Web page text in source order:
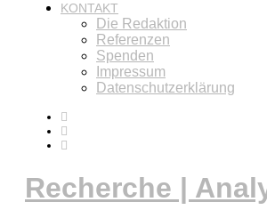
KONTAKT
Die Redaktion
Referenzen
Spenden
Impressum
Datenschutzerklärung
Recherche |